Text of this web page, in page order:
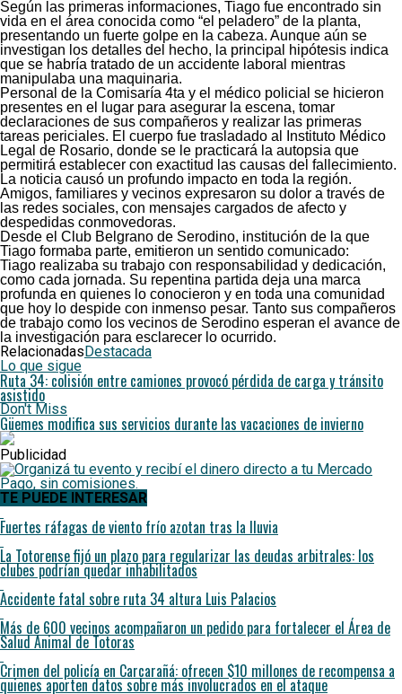
Según las primeras informaciones, Tiago fue encontrado sin
vida en el área conocida como “el peladero” de la planta,
presentando un fuerte golpe en la cabeza. Aunque aún se
investigan los detalles del hecho, la principal hipótesis indica
que se habría tratado de un accidente laboral mientras
manipulaba una maquinaria.
Personal de la Comisaría 4ta y el médico policial se hicieron
presentes en el lugar para asegurar la escena, tomar
declaraciones de sus compañeros y realizar las primeras
tareas periciales. El cuerpo fue trasladado al Instituto Médico
Legal de Rosario, donde se le practicará la autopsia que
permitirá establecer con exactitud las causas del fallecimiento.
La noticia causó un profundo impacto en toda la región.
Amigos, familiares y vecinos expresaron su dolor a través de
las redes sociales, con mensajes cargados de afecto y
despedidas conmovedoras.
Desde el Club Belgrano de Serodino, institución de la que
Tiago formaba parte, emitieron un sentido comunicado:
Tiago realizaba su trabajo con responsabilidad y dedicación,
como cada jornada. Su repentina partida deja una marca
profunda en quienes lo conocieron y en toda una comunidad
que hoy lo despide con inmenso pesar. Tanto sus compañeros
de trabajo como los vecinos de Serodino esperan el avance de
la investigación para esclarecer lo ocurrido.
RelacionadasDestacada
Lo que sigue
Ruta 34: colisión entre camiones provocó pérdida de carga y tránsito
asistido
Don't Miss
Güemes modifica sus servicios durante las vacaciones de invierno
Publicidad
TE PUEDE INTERESAR
Fuertes ráfagas de viento frío azotan tras la lluvia
La Totorense fijó un plazo para regularizar las deudas arbitrales: los
clubes podrían quedar inhabilitados
Accidente fatal sobre ruta 34 altura Luis Palacios
Más de 600 vecinos acompañaron un pedido para fortalecer el Área de
Salud Animal de Totoras
Crimen del policía en Carcarañá: ofrecen $10 millones de recompensa a
quienes aporten datos sobre más involucrados en el ataque